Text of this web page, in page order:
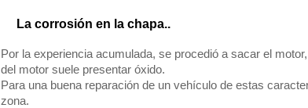
La corrosión en la chapa..
Por la experiencia acumulada, se procedió a sacar el
del motor suele presentar óxido.
Para una buena reparación de un vehículo de estas
zona.